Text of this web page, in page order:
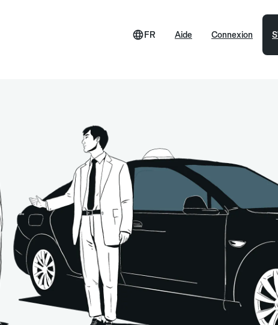
Aide
FR Connexion